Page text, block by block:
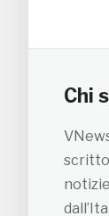
Chi
scritto